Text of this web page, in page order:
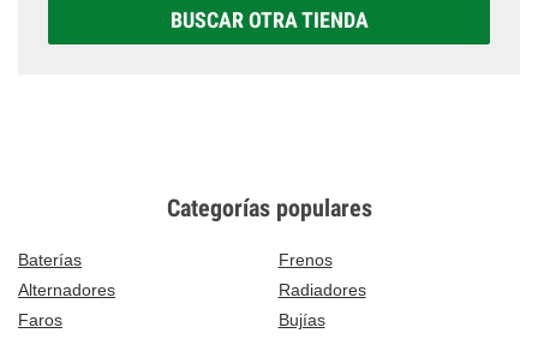
BUSCAR OTRA TIENDA
Categorías populares
Baterías
Frenos
Alternadores
Radiadores
Faros
Bujías